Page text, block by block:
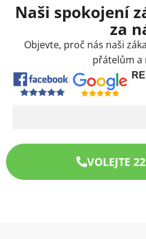
Naši spokojení
za
Objevte, proč nás naši
přátelům a
VOLEJTE